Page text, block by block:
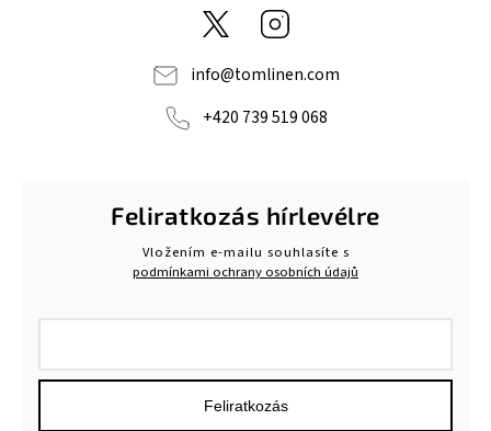
@tom_linen
info@tomlinen.com
+420 739 519 068
Feliratkozás hírlevélre
Vložením e-mailu souhlasíte s
podmínkami ochrany osobních údajů
Feliratkozás